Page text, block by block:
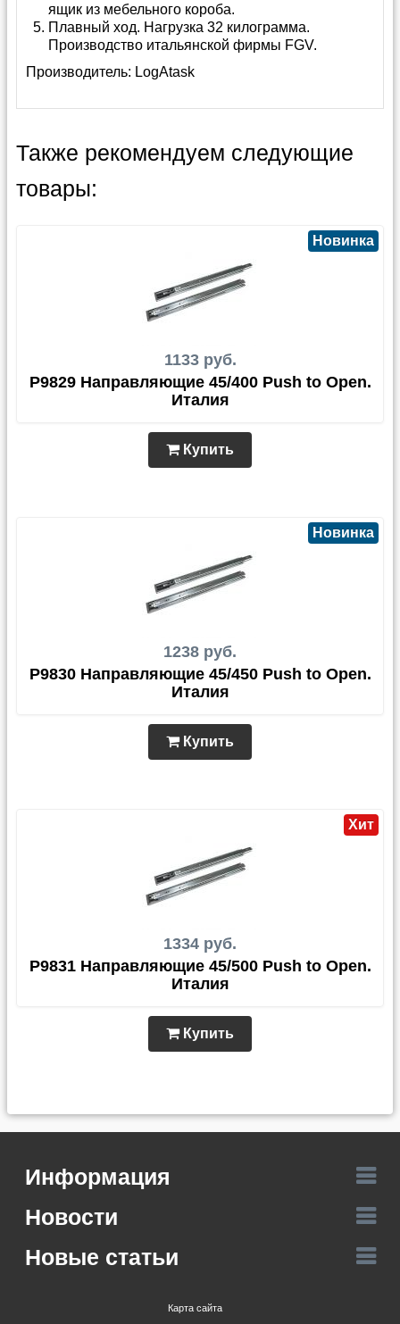
ящик из мебельного короба.
Плавный ход. Нагрузка 32 килограмма.
Производство итальянской фирмы FGV.
Производитель: LogAtask
Также рекомендуем следующие
товары:
1133 руб.
Новинка
P9829 Направляющие 45/400 Push to Open.
Италия
Купить
1238 руб.
Новинка
P9830 Направляющие 45/450 Push to Open.
Италия
Купить
1334 руб.
Хит
P9831 Направляющие 45/500 Push to Open.
Италия
Купить
Информация
Новости
Новые статьи
Карта сайта